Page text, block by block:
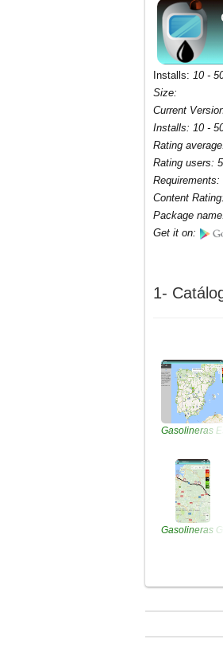
Installs: 10 -
Size:
Current
Installs: 10 -
Rating
Rating users: 5
Requirements:
Content Rating:
Package name
Get it on:
1-
Gasolineras
Gasolineras